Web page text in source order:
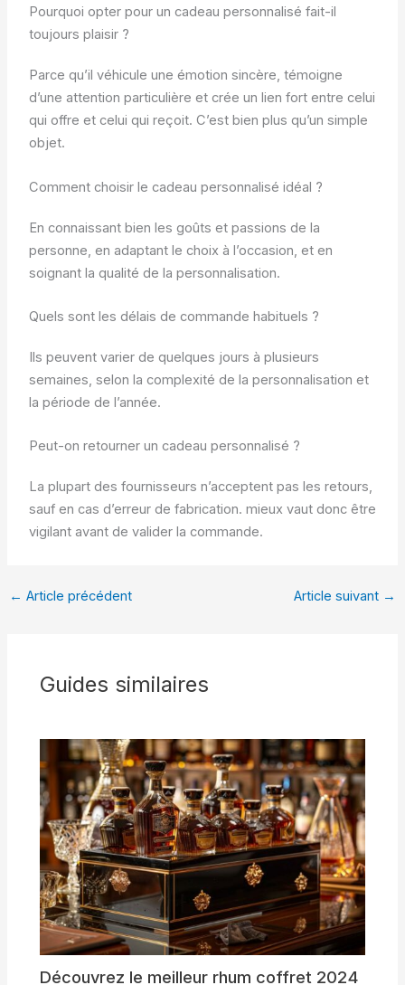
Pourquoi opter pour un cadeau personnalisé fait-il
toujours plaisir ?
Parce qu’il véhicule une émotion sincère, témoigne
d’une attention particulière et crée un lien fort entre celui
qui offre et celui qui reçoit. C’est bien plus qu’un simple
objet.
Comment choisir le cadeau personnalisé idéal ?
En connaissant bien les goûts et passions de la
personne, en adaptant le choix à l’occasion, et en
soignant la qualité de la personnalisation.
Quels sont les délais de commande habituels ?
Ils peuvent varier de quelques jours à plusieurs
semaines, selon la complexité de la personnalisation et
la période de l’année.
Peut-on retourner un cadeau personnalisé ?
La plupart des fournisseurs n’acceptent pas les retours,
sauf en cas d’erreur de fabrication. mieux vaut donc être
vigilant avant de valider la commande.
← Article précédent Article suivant →
Guides similaires
Découvrez le meilleur rhum coffret 2024